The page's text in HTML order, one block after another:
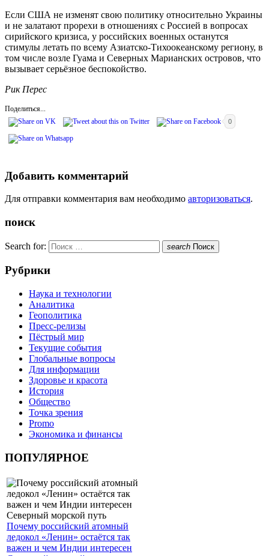
Если США не изменят свою политику относительно Украины
и не залатают прорехи в отношениях с Россией в вопросах
сирийского кризиса, у российских военных останутся
стимулы летать по всему Азиатско-Тихоокеанскому региону, в
том числе возле Гуама и Северных Марианских островов, что
вызывает серьёзное беспокойство.
Рик Перес
Поделиться...
0
Добавить комментарий
Для отправки комментария вам необходимо авторизоваться.
поиск
Search for: search Поиск
Рубрики
Наука и технологии
Аналитика
Геополитика
Пресс-релизы
Пёстрый мир
Текущие события
Глобальные вопросы
Для информации
Здоровье и красота
История
Общество
Точка зрения
Promo
Экономика и финансы
ПОПУЛЯРНОЕ
Почему российский атомный
ледокол «Ленин» остаётся так
важен и чем Индии интересен